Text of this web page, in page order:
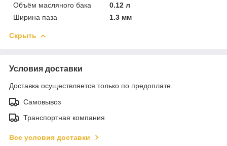
Объём масляного бака
0.12 л
Ширина паза
1.3 мм
Скрыть
Условия доставки
Доставка осуществляется только по предоплате.
Самовывоз
Транспортная компания
Все условия доставки